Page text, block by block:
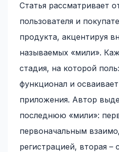
Статья рассматривает
пользователя и
продукта, акцентируя
называемых «мили».
стадия, на которой
функционал и
приложения. Автор
последнюю «мили»:
первоначальным
регистрацией, вторая